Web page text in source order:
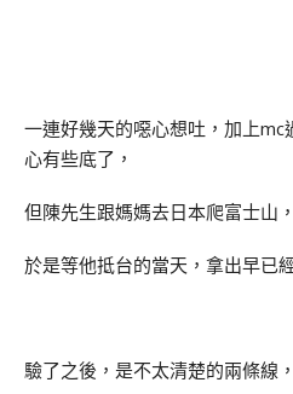
一連好幾天的噁心想吐，加上mc
心有些底了，
但陳先生跟媽媽去日本爬富士山
於是等他抵台的當天，拿出早已
驗了之後，是不太清楚的兩條線，